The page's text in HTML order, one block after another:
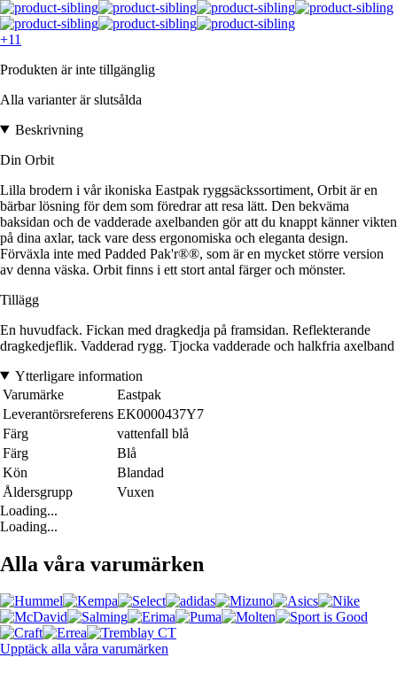
+11
Produkten är inte tillgänglig
Alla varianter är slutsålda
Beskrivning
Din Orbit
Lilla brodern i vår ikoniska Eastpak ryggsäckssortiment, Orbit är en
bärbar lösning för dem som föredrar att resa lätt. Den bekväma
baksidan och de vadderade axelbanden gör att du knappt känner vikten
på dina axlar, tack vare dess ergonomiska och eleganta design.
Förväxla inte med Padded Pak'r®®, som är en mycket större version
av denna väska. Orbit finns i ett stort antal färger och mönster.
Tillägg
En huvudfack. Fickan med dragkedja på framsidan. Reflekterande
dragkedjeflik. Vadderad rygg. Tjocka vadderade och halkfria axelband
Ytterligare information
Varumärke
Eastpak
Leverantörsreferens EK0000437Y7
Färg
vattenfall blå
Färg
Blå
Kön
Blandad
Åldersgrupp
Vuxen
Loading...
Loading...
Alla våra varumärken
Upptäck alla våra varumärken